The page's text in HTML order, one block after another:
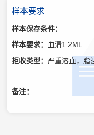
样本要求
样本保存条件：
样本要求： 血清1.2ML
拒收类型： 严重溶血，脂
备注：